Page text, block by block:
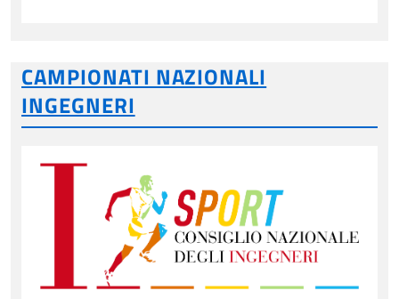
CAMPIONATI NAZIONALI
INGEGNERI